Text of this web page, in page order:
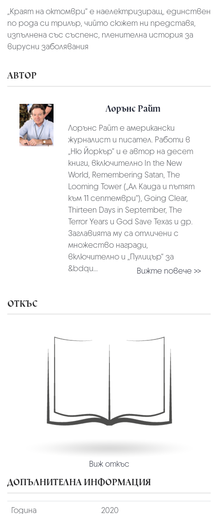
„Краят на октомври“ е наелектризиращ, единствен
по рода си трилър, чийто сюжет ни представя,
изпълнена със съспенс, пленителна история за
вирусни заболявания
АВТОР
Лорънс Райт
Лорънс Райт е американски
журналист и писател. Работи в
„Ню Йоркър“ и е автор на десет
книги, включително In the New
World, Remembering Satan, The
Looming Tower („Ал Каида и пътят
към 11 септември“), Going Clear,
Thirteen Days in September, The
Terror Years и God Save Texas и др.
Заглавията му са отличени с
множество награди,
включително и „Пулицър“ за
&bdqu...
Вижте повече >>
ОТКЪС
Виж откъс
ДОПЪЛНИТЕЛНА ИНФОРМАЦИЯ
Година 2020